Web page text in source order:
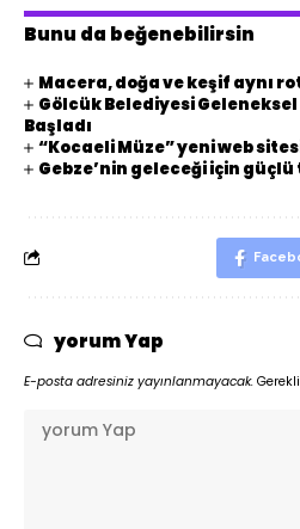
Bunu da beğenebilirsin
Macera, doğa ve keşif aynı
Gölcük Belediyesi
Başladı
“Kocaeli Müze” yeni web
Gebze’nin geleceği için
yorum Yap
E-posta adresiniz yayınlanmayacak.